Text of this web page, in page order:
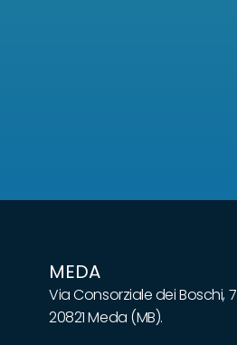
MEDA
Via Consorziale dei Boschi, 7
20821 Meda (MB).